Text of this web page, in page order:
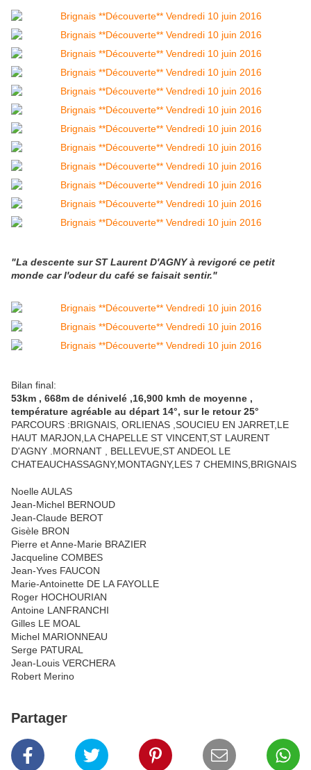
"La descente sur ST Laurent D'AGNY à revigoré ce petit
monde car l'odeur du café se faisait sentir."
Bilan final:
53km , 668m de dénivelé ,16,900 kmh de moyenne ,
température agréable au départ 14°, sur le retour 25°
PARCOURS :BRIGNAIS, ORLIENAS ,SOUCIEU EN JARRET,LE
HAUT MARJON,LA CHAPELLE ST VINCENT,ST LAURENT
D'AGNY .MORNANT , BELLEVUE,ST ANDEOL LE
CHATEAUCHASSAGNY,MONTAGNY,LES 7 CHEMINS,BRIGNAIS
Noelle AULAS
Jean-Michel BERNOUD
Jean-Claude BEROT
Gisèle BRON
Pierre et Anne-Marie BRAZIER
Jacqueline COMBES
Jean-Yves FAUCON
Marie-Antoinette DE LA FAYOLLE
Roger HOCHOURIAN
Antoine LANFRANCHI
Gilles LE MOAL
Michel MARIONNEAU
Serge PATURAL
Jean-Louis VERCHERA
Robert Merino
Partager